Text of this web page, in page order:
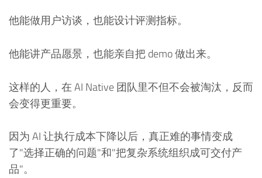
他能做用户访谈，也能设计评测指标。
他能讲产品愿景，也能亲自把 demo 做出来。
这样的人，在 AI Native 团队里不但不会被淘汰，反而
会变得更重要。
因为 AI 让执行成本下降以后，真正难的事情变成
了"选择正确的问题"和"把复杂系统组织成可交付产
品"。